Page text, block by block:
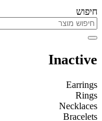
חיפוש
Inactive
Earrings
Rings
Necklaces
Bracelets